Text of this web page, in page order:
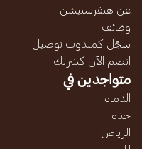
عن هنقرستيشن
وظائف
سجّل كمندوب توصيل
انضم الآن كشريك
متواجدين في
الدمام
جده
الرياض